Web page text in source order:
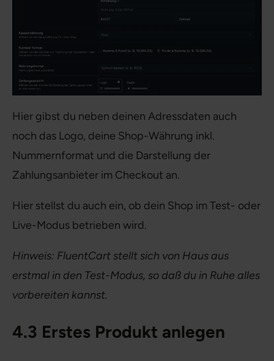
Hier gibst du neben deinen Adressdaten auch
noch das Logo, deine Shop-Währung inkl.
Nummernformat und die Darstellung der
Zahlungsanbieter im Checkout an.
Hier stellst du auch ein, ob dein Shop im Test- oder
Live-Modus betrieben wird.
Hinweis: FluentCart stellt sich von Haus aus
erstmal in den Test-Modus, so daß du in Ruhe alles
vorbereiten kannst.
4.3 Erstes Produkt anlegen